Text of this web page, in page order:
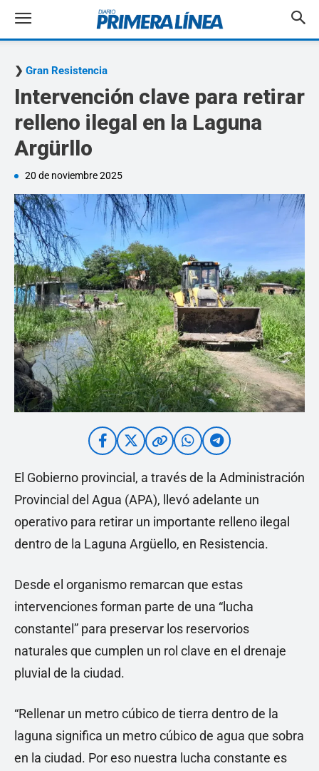
Gran Resistencia
Intervención clave para retirar
relleno ilegal en la Laguna
Argürllo
20 de noviembre 2025
El Gobierno provincial, a través de la Administración
Provincial del Agua (APA), llevó adelante un
operativo para retirar un importante relleno ilegal
dentro de la Laguna Argüello, en Resistencia.
Desde el organismo remarcan que estas
intervenciones forman parte de una “lucha
constantel” para preservar los reservorios
naturales que cumplen un rol clave en el drenaje
pluvial de la ciudad.
“Rellenar un metro cúbico de tierra dentro de la
laguna significa un metro cúbico de agua que sobra
en la ciudad. Por eso nuestra lucha constante es